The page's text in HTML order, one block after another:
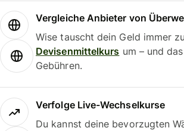
Vergleiche Anbieter von
Wise tauscht dein Geld immer
Devisenmittelkurs um – und
Gebühren.
Verfolge Live-Wechselkurse
Du kannst deine bevorzugten